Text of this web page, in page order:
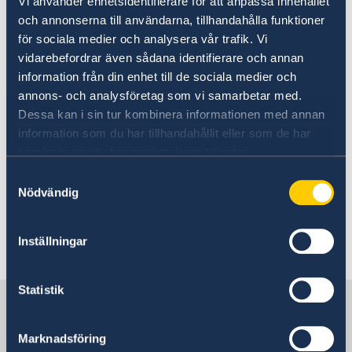
och annonserna till användarna, tillhandahålla funktioner
för sociala medier och analysera vår trafik. Vi
vidarebefordrar även sådana identifierare och annan
information från din enhet till de sociala medier och
annons- och analysföretag som vi samarbetar med.
Dessa kan i sin tur kombinera informationen med annan
information som du har tillhandahållit eller som de har
Nödvändig
Inställningar
Statistik
Marknadsföring
och i allvarligare fall även ambulanstransport
hem. Tänk på att din försäkring inte gäller om
du reser trots läkares avrådan.
Se till att vara försäkrad
Här finns grundläggande information som
dessutom ytterligare villkor. Kontakta ansvarig
Sverige i Förenade arabemiraten